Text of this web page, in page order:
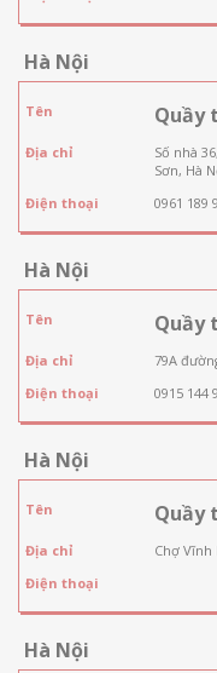
Hà Nội
Tên Quầy
Địa chỉ
Số nhà
Sơn, Hà
Điện thoại
0961 189
Hà Nội
Tên Quầy
Địa chỉ
79A
Điện thoại
0915 144
Hà Nội
Tên Quầy
Địa chỉ
Chợ Vĩnh
Điện thoại
Hà Nội